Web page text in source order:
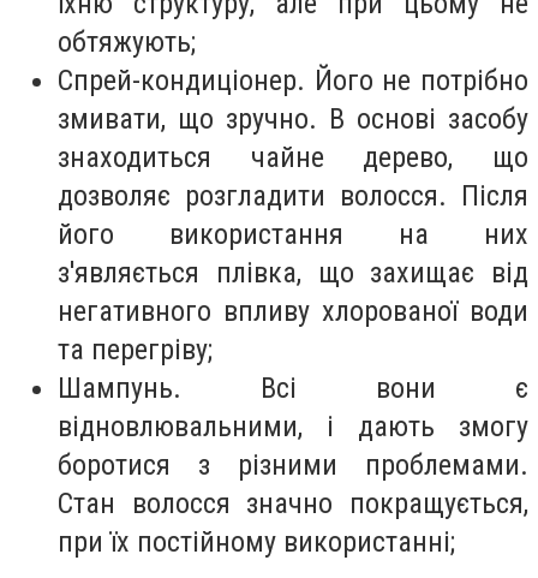
обтяжують;
Спрей-кондиціонер. Його не потрібно
змивати, що зручно. В основі засобу
знаходиться чайне дерево, що
дозволяє розгладити волосся. Після
його використання на них
з'являється плівка, що захищає від
негативного впливу хлорованої води
та перегріву;
Шампунь. Всі вони є
відновлювальними, і дають змогу
боротися з різними проблемами.
Стан волосся значно покращується,
при їх постійному використанні;